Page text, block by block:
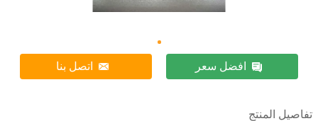
افضل سعر اتصل بنا
تفاصيل المنتج